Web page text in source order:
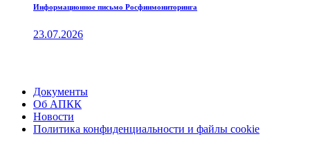
Информационное письмо Росфинмониторинга
23.07.2026
Документы
Об АПКК
Новости
Политика конфиденциальности и файлы cookie